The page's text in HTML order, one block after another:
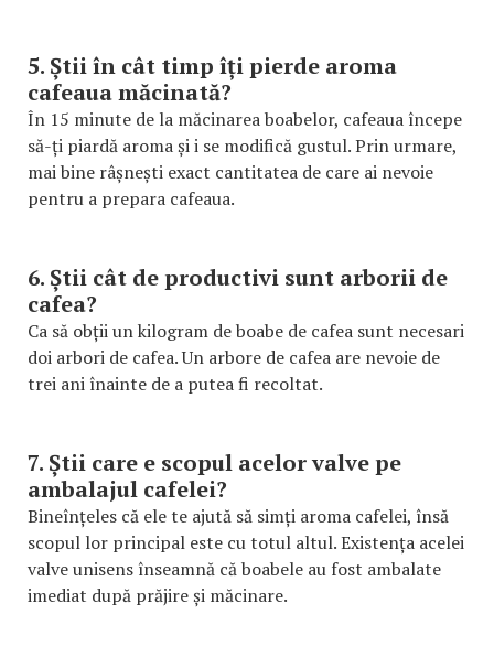
5. Știi în cât timp îți pierde aroma
cafeaua măcinată?
În 15 minute de la măcinarea boabelor, cafeaua începe
să-ți piardă aroma și i se modifică gustul. Prin urmare,
mai bine râșnești exact cantitatea de care ai nevoie
pentru a prepara cafeaua.
6. Știi cât de productivi sunt arborii de
cafea?
Ca să obții un kilogram de boabe de cafea sunt necesari
doi arbori de cafea. Un arbore de cafea are nevoie de
trei ani înainte de a putea fi recoltat.
7. Știi care e scopul acelor valve pe
ambalajul cafelei?
Bineînțeles că ele te ajută să simți aroma cafelei, însă
scopul lor principal este cu totul altul. Existența acelei
valve unisens înseamnă că boabele au fost ambalate
imediat după prăjire și măcinare.